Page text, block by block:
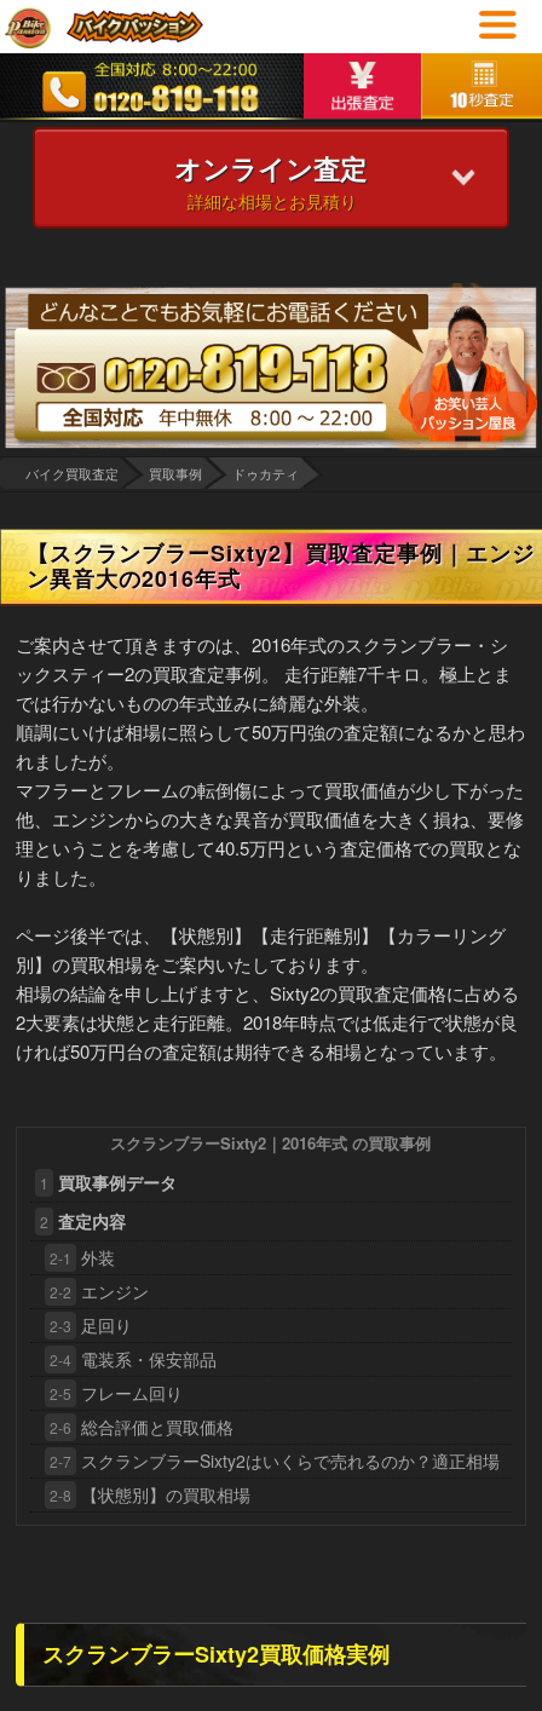
オンライン査定
詳細な相場とお見積り
バイク買取査定 買取事例 ドゥカティ
【スクランブラーSixty2】買取査定事例｜エンジ
ン異音大の2016年式
ご案内させて頂きますのは、2016年式のスクランブラー・シ
ックスティー2の買取査定事例。 走行距離7千キロ。極上とま
では行かないものの年式並みに綺麗な外装。
順調にいけば相場に照らして50万円強の査定額になるかと思わ
れましたが。
マフラーとフレームの転倒傷によって買取価値が少し下がった
他、エンジンからの大きな異音が買取価値を大きく損ね、要修
理ということを考慮して40.5万円という査定価格での買取とな
りました。
ページ後半では、【状態別】【走行距離別】【カラーリング
別】の買取相場をご案内いたしております。
相場の結論を申し上げますと、Sixty2の買取査定価格に占める
2大要素は状態と走行距離。2018年時点では低走行で状態が良
ければ50万円台の査定額は期待できる相場となっています。
スクランブラーSixty2｜2016年式 の買取事例
1 買取事例データ
2 査定内容
2-1 外装
2-2 エンジン
2-3 足回り
2-4 電装系・保安部品
2-5 フレーム回り
2-6 総合評価と買取価格
2-7 スクランブラーSixty2はいくらで売れるのか？適正相場
2-8 【状態別】の買取相場
スクランブラーSixty2買取価格実例